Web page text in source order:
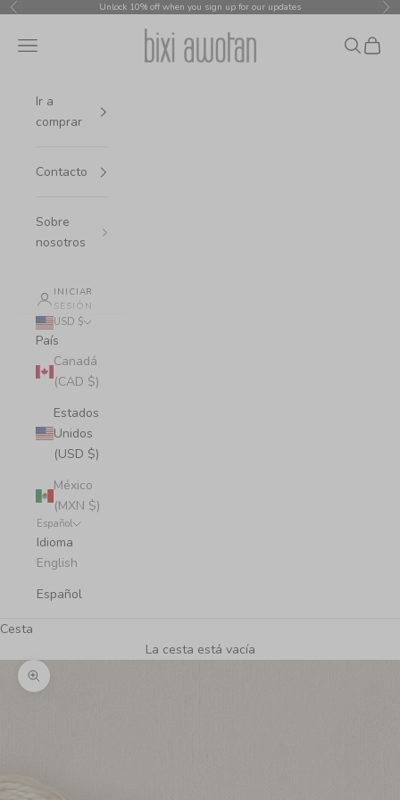
Ir al contenido
Anterior Unlock 10% off when you sign up for our updates
bixi awotan
Menú Buscar
Cesta
Ir a
comprar
Contacto
Sobre
nosotros
INICIAR
SESIÓN
USD $
País
Canadá
(CAD $)
Estados
Unidos
(USD $)
México
(MXN $)
Español
Idioma
English
Español
Cesta
La cesta está vacía
Zoom